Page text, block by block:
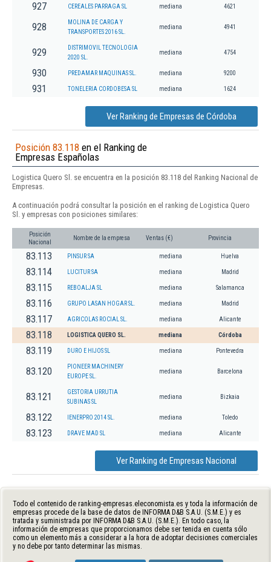
927 CEREALES PARRAGA SL mediana 4621
928
MOLINA DE CARGA Y
TRANSPORTES 2016 SL.
mediana 4941
929
DISTRIMOVIL TECNOLOGIA
2020 SL.
mediana 4754
930 PREDAMAR MAQUINAS SL. mediana 9200
931 TONELERIA CORDOBESA SL mediana 1624
Ver Ranking de Empresas de Córdoba
Posición 83.118 en el Ranking de
Empresas Españolas
Logistica Quero Sl. se encuentra en la posición 83.118 del Ranking Nacional de
Empresas.
A continuación podrá consultar la posición en el ranking de Logistica Quero
Sl. y empresas con posiciones similares:
Posición
Nacional
Nombre de la empresa Ventas (€) Provincia
83.113 PINSUR SA mediana Huelva
83.114 LUCITUR SA mediana Madrid
83.115 REBOALJA SL mediana Salamanca
83.116 GRUPO LASAN HOGAR SL. mediana Madrid
83.117 AGRICOLAS ROCIAL SL. mediana Alicante
83.118 LOGISTICA QUERO SL. mediana Córdoba
83.119 DURO E HIJOS SL mediana Pontevedra
83.120
PIONEER MACHINERY
EUROPE SL.
mediana Barcelona
83.121
GESTORIA URRUTIA
SUBINAS SL
mediana Bizkaia
83.122 IENERPRO 2014 SL. mediana Toledo
83.123 DRAVE MAD SL mediana Alicante
Ver Ranking de Empresas Nacional
Todo el contenido de ranking-empresas.eleconomista.es y toda la información de
empresas procede de la base de datos de INFORMA D&B S.A.U. (S.M.E.) y es
tratada y suministrada por INFORMA D&B S.A.U. (S.M.E.). En todo caso, la
información de empresas que proporcionamos debe ser tenida en cuenta sólo
como un elemento más a considerar a la hora de adoptar decisiones comerciales
y no debe por tanto determinar las mismas.